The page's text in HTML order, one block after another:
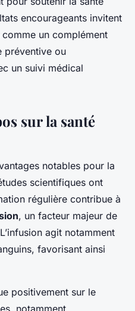
encourageants invitent
un complément
préventive ou
un suivi médical
sur la santé
notables pour la
scientifiques ont
régulière contribue à
, un facteur majeur de
agit notamment
favorisant ainsi
positivement sur le